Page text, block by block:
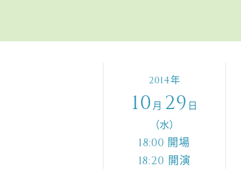
2014年
10 月 29 日
（水）
18:00 開場
18:20 開演